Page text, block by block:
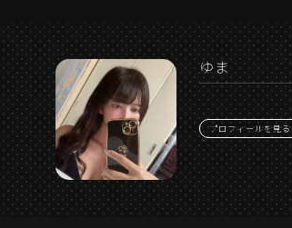
ゆま
プロフィールを見る